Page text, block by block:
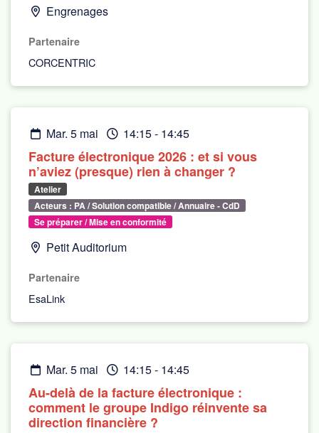
Engrenages
Partenaire
CORCENTRIC
mar. 5 mai 14:15- 14:45
Facture électronique 2026 : et si vous
n’aviez (presque) rien à changer ?
Atelier
Acteurs : PA / Solution compatible / Annuaire - CdD
Se préparer / Mise en conformité
Petit Auditorium
Partenaire
EsaLink
mar. 5 mai 14:15- 14:45
Au-delà de la facture électronique :
comment le groupe Indigo réinvente sa
direction financière ?